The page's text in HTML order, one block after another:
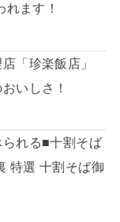
ます！
「珍楽飯店」
いしさ！
れる■十割そば
特選 十割そば御